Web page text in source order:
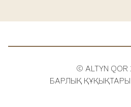
© ALTYN QOR
БАРЛЫҚ